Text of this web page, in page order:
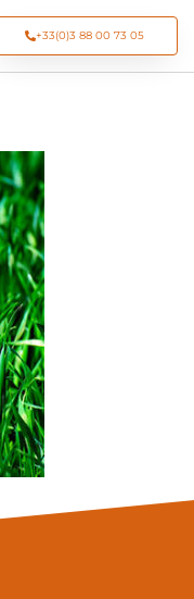
+33(0)3 88 00 73 05